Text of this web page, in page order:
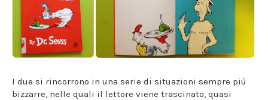
I due si rincorrono in una serie di situazioni sempre più
bizzarre, nelle quali il lettore viene trascinato, quasi